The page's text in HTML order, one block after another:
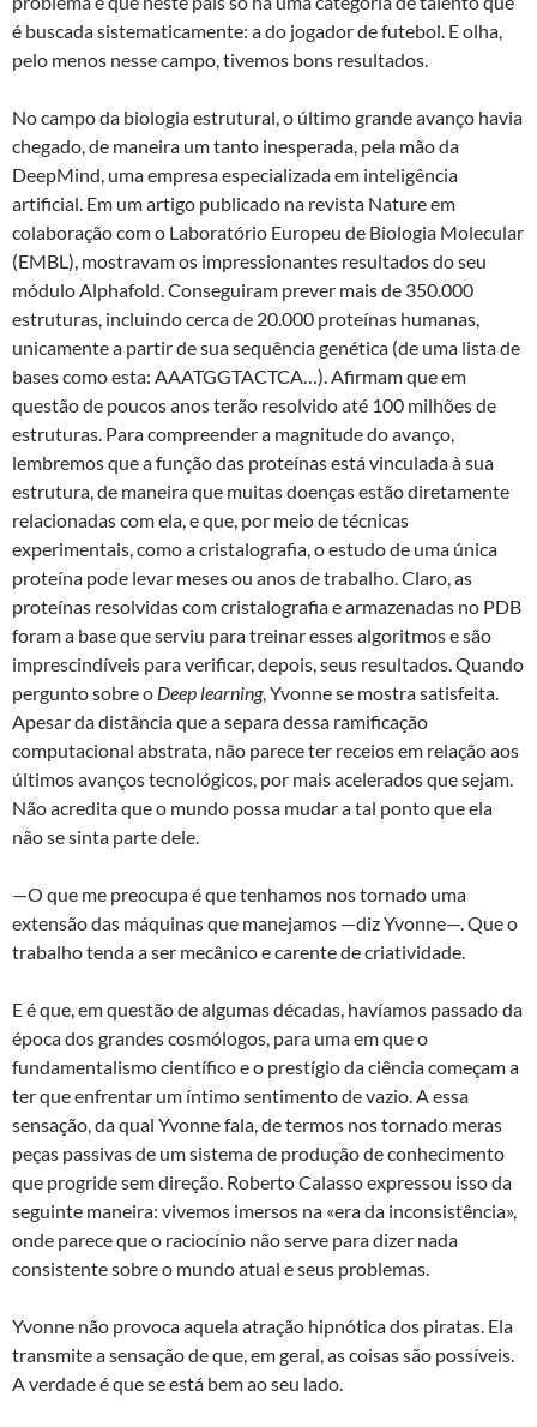
é buscada sistematicamente: a do jogador de futebol. E olha,
pelo menos nesse campo, tivemos bons resultados.
No campo da biologia estrutural, o último grande avanço havia
chegado, de maneira um tanto inesperada, pela mão da
DeepMind, uma empresa especializada em inteligência
artificial. Em um artigo publicado na revista Nature em
colaboração com o Laboratório Europeu de Biologia Molecular
(EMBL), mostravam os impressionantes resultados do seu
módulo Alphafold. Conseguiram prever mais de 350.000
estruturas, incluindo cerca de 20.000 proteínas humanas,
unicamente a partir de sua sequência genética (de uma lista de
bases como esta: AAATGGTACTCA…). Afirmam que em
questão de poucos anos terão resolvido até 100 milhões de
estruturas. Para compreender a magnitude do avanço,
lembremos que a função das proteínas está vinculada à sua
estrutura, de maneira que muitas doenças estão diretamente
relacionadas com ela, e que, por meio de técnicas
experimentais, como a cristalografia, o estudo de uma única
proteína pode levar meses ou anos de trabalho. Claro, as
proteínas resolvidas com cristalografia e armazenadas no PDB
foram a base que serviu para treinar esses algoritmos e são
imprescindíveis para verificar, depois, seus resultados. Quando
pergunto sobre o Deep learning, Yvonne se mostra satisfeita.
Apesar da distância que a separa dessa ramificação
computacional abstrata, não parece ter receios em relação aos
últimos avanços tecnológicos, por mais acelerados que sejam.
Não acredita que o mundo possa mudar a tal ponto que ela
não se sinta parte dele.
—O que me preocupa é que tenhamos nos tornado uma
extensão das máquinas que manejamos —diz Yvonne—. Que o
trabalho tenda a ser mecânico e carente de criatividade.
E é que, em questão de algumas décadas, havíamos passado da
época dos grandes cosmólogos, para uma em que o
fundamentalismo científico e o prestígio da ciência começam a
ter que enfrentar um íntimo sentimento de vazio. A essa
sensação, da qual Yvonne fala, de termos nos tornado meras
peças passivas de um sistema de produção de conhecimento
que progride sem direção. Roberto Calasso expressou isso da
seguinte maneira: vivemos imersos na «era da inconsistência»,
onde parece que o raciocínio não serve para dizer nada
consistente sobre o mundo atual e seus problemas.
Yvonne não provoca aquela atração hipnótica dos piratas. Ela
transmite a sensação de que, em geral, as coisas são possíveis.
A verdade é que se está bem ao seu lado.